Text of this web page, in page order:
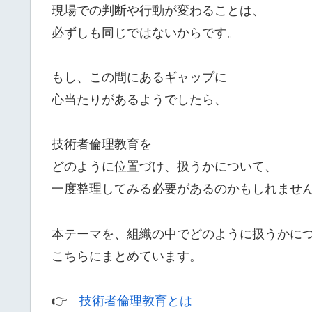
現場での判断や行動が変わることは、
必ずしも同じではないからです。
もし、この間にあるギャップに
心当たりがあるようでしたら、
技術者倫理教育を
どのように位置づけ、扱うかについて、
一度整理してみる必要があるのかもしれません
本テーマを、組織の中でどのように扱うかに
こちらにまとめています。
👉 技術者倫理教育とは